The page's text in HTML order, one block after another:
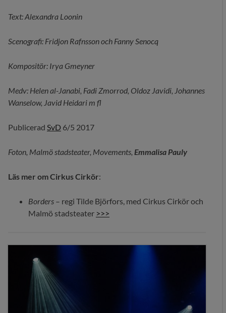
Text: Alexandra Loonin
Scenografi: Fridjon Rafnsson och Fanny Senocq
Kompositör: Irya Gmeyner
Medv: Helen al-Janabi, Fadi Zmorrod, Oldoz Javidi, Johannes
Wanselow, Javid Heidari m fl
Publicerad SvD 6/5 2017
Foton, Malmö stadsteater, Movements, Emmalisa Pauly
Läs mer om Cirkus Cirkör:
Borders – regi Tilde Björfors, med Cirkus Cirkör och
Malmö stadsteater >>>